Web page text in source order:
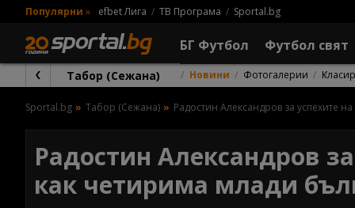
Популярни » efbet Лига ТВ Програма Sportal.bg
БГ Футбол Футбол свят
Табор (Сежана) Новини Фотогалерии
Sportal.bg Табор (Сежана) Радостин Александров за успехите
Радостин Александров
как четирима млади